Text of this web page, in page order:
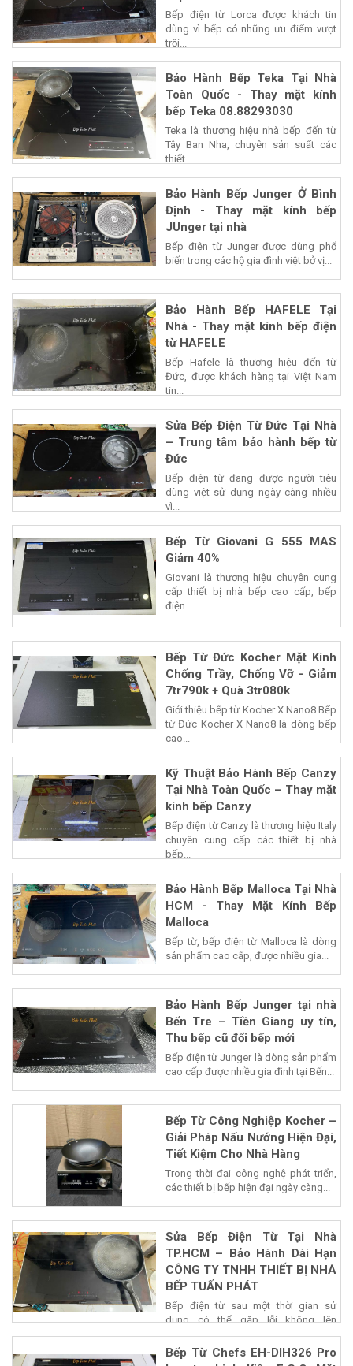
Bếp điện từ Lorca được khách tin
dùng vì bếp có những ưu điểm vượt
trội...
Bảo Hành Bếp Teka Tại Nhà
Toàn Quốc - Thay mặt kính
bếp Teka 08.88293030
Teka là thương hiệu nhà bếp đến từ
Tây Ban Nha, chuyên sản suất các
thiết...
Bảo Hành Bếp Junger Ở Bình
Định - Thay mặt kính bếp
JUnger tại nhà
Bếp điện từ Junger được dùng phổ
biến trong các hộ gia đình việt bở vị...
Bảo Hành Bếp HAFELE Tại
Nhà - Thay mặt kính bếp điện
từ HAFELE
Bếp Hafele là thương hiệu đến từ
Đức, được khách hàng tại Việt Nam
tin...
Sửa Bếp Điện Từ Đức Tại Nhà
– Trung tâm bảo hành bếp từ
Đức
Bếp điện từ đang được người tiêu
dùng việt sử dụng ngày càng nhiều
vì...
Bếp Từ Giovani G 555 MAS
Giảm 40%
Giovani là thương hiệu chuyên cung
cấp thiết bị nhà bếp cao cấp, bếp
điện...
Bếp Từ Đức Kocher Mặt Kính
Chống Trầy, Chống Vỡ - Giảm
7tr790k + Quà 3tr080k
Giới thiệu bếp từ Kocher X Nano8 Bếp
từ Đức Kocher X Nano8 là dòng bếp
cao...
Kỹ Thuật Bảo Hành Bếp Canzy
Tại Nhà Toàn Quốc – Thay mặt
kính bếp Canzy
Bếp điện từ Canzy là thương hiệu Italy
chuyên cung cấp các thiết bị nhà
bếp...
Bảo Hành Bếp Malloca Tại Nhà
HCM - Thay Mặt Kính Bếp
Malloca
Bếp từ, bếp điện từ Malloca là dòng
sản phẩm cao cấp, được nhiều gia...
Bảo Hành Bếp Junger tại nhà
Bến Tre – Tiền Giang uy tín,
Thu bếp cũ đổi bếp mới
Bếp điện từ Junger là dòng sản phẩm
cao cấp được nhiều gia đình tại Bến...
Bếp Từ Công Nghiệp Kocher –
Giải Pháp Nấu Nướng Hiện Đại,
Tiết Kiệm Cho Nhà Hàng
Trong thời đại công nghệ phát triển,
các thiết bị bếp hiện đại ngày càng...
Sửa Bếp Điện Từ Tại Nhà
TP.HCM – Bảo Hành Dài Hạn
CÔNG TY TNHH THIẾT BỊ NHÀ
BẾP TUẤN PHÁT
Bếp điện từ sau một thời gian sử
dụng có thể gặp lỗi không lên
nguồn,...
Bếp Từ Chefs EH-DIH326 Pro